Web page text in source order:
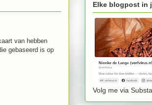
van hebben
gebaseerd is op
Elke blogpost in
Volg me via